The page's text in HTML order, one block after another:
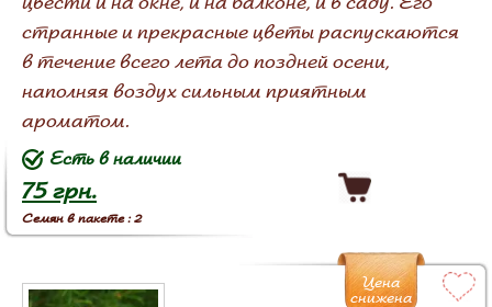
странные и прекрасные цветы распускаются
в течение всего лета до поздней осени,
наполняя воздух сильным приятным
ароматом.
75 грн.
Есть в наличии
Семян в пакете : 2
Цена
снижена